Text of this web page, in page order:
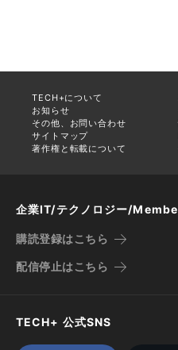
TECH+について
お知らせ
その他、お問い合わせ
サイトマップ
著作権と転載について
企業IT/テクノロジー/
購読登録はこちら
配信停止はこちら
TECH+ 公式SNS